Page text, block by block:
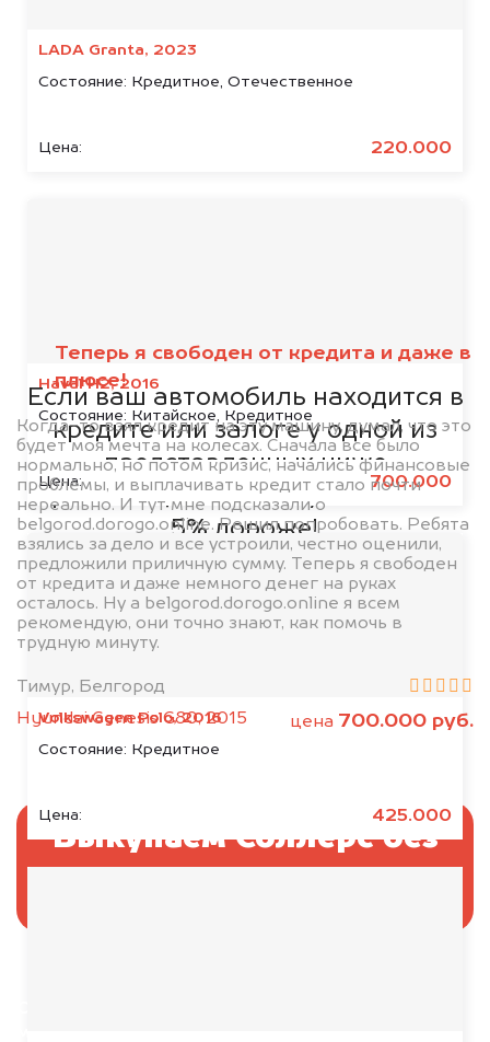
LADA Granta, 2023
Состояние: Кредитное, Отечественное
Цена: 220.000
Haval H2, 2016
Состояние: Китайское, Кредитное
Цена: 700.000
Volkswagen Polo, 2016
Состояние: Кредитное
Цена: 425.000
Теперь я свободен от кредита и даже в
плюсе!
Когда-то взял кредит на эту машину, думал, что это
будет моя мечта на колесах. Сначала все было
нормально, но потом кризис, начались финансовые
проблемы, и выплачивать кредит стало почти
нереально. И тут мне подсказали о
belgorod.dorogo.online. Решил попробовать. Ребята
взялись за дело и все устроили, честно оценили,
предложили приличную сумму. Теперь я свободен
от кредита и даже немного денег на руках
осталось. Ну а belgorod.dorogo.online я всем
рекомендую, они точно знают, как помочь в
трудную минуту.
Тимур, Белгород
Hyundai Genesis G80, 2015
цена 700.000 руб.
банками
Если ваш автомобиль находится в
кредите или залоге у одной из
представленных ниже
организаций, то мы купим его на
5% дороже!
Выкупаем Соллерс без